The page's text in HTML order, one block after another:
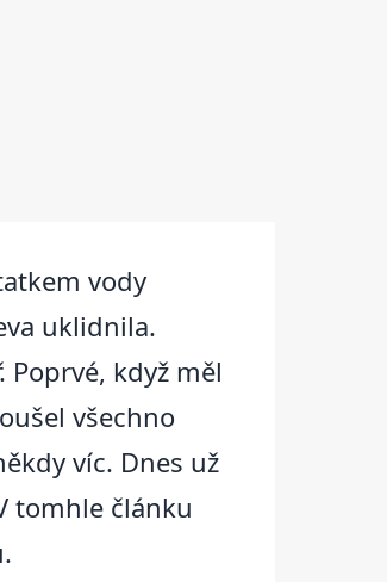
vody
uklidnila.
když měl
všechno
víc. Dnes už
tomhle článku